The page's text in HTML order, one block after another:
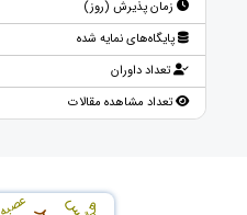
زمان پذیرش (روز)
پایگاه‌های نمایه شده
تعداد داوران
تعداد مشاهده مقالات
عصبه